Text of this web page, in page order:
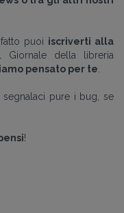
puoi iscriverti alla
della libreria
pensato per te
segnalaci pure i bug, se
!